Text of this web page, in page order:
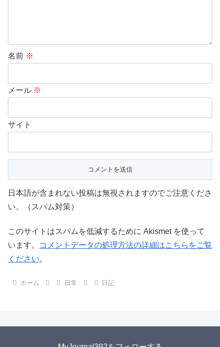
名前 ※
メール ※
サイト
日本語が含まれない投稿は無視されますのでご注意くださ
い。（スパム対策）
このサイトはスパムを低減するために Akismet を使って
います。
コメントデータの処理方法の詳細はこちらをご覧
ください。
ホーム 日常 日記